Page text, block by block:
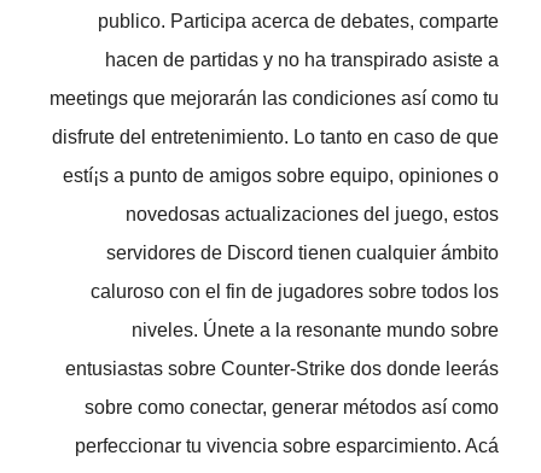
publico. Participa acerca de debates, comparte
hacen de partidas y no ha transpirado asiste a
meetings que mejorarán las condiciones así­ como tu
disfrute del entretenimiento. Lo tanto en caso de que
estí¡s a punto de amigos sobre equipo, opiniones o
novedosas actualizaciones del juego, estos
servidores de Discord tienen cualquier ámbito
caluroso con el fin de jugadores sobre todos los
niveles. Únete a la resonante mundo sobre
entusiastas sobre Counter-Strike dos donde leerás
sobre como conectar, generar métodos así­ como
perfeccionar tu vivencia sobre esparcimiento. Acá